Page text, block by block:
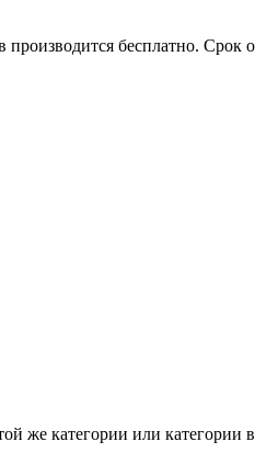
бесплатно. Срок
же категории или категории